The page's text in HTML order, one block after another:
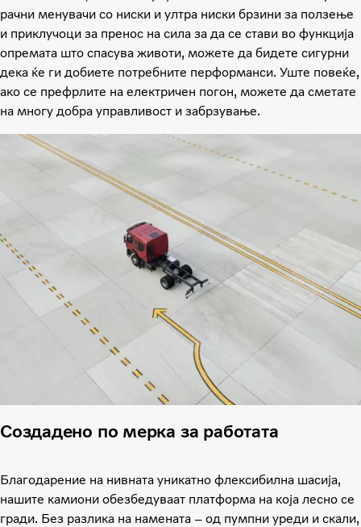
рачни менувачи со ниски и ултра ниски брзини за ползење
и приклучоци за пренос на сила за да се стави во функција
опремата што спасува животи, можете да бидете сигурни
дека ќе ги добиете потребните перформанси. Уште повеќе,
ако се префрлите на електричен погон, можете да сметате
на многу добра управливост и забрзување.
Создадено по мерка за работата
Благодарение на нивната уникатно флексибилна шасија,
нашите камиони обезбедуваат платформа на која лесно се
гради. Без разлика на намената – од пумпни уреди и скали,